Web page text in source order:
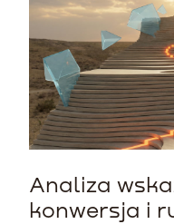
Analiza
konwersja i